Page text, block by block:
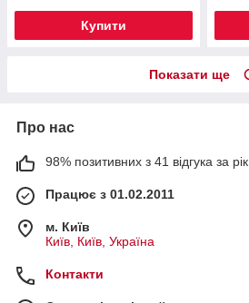
Купити
Показати ще
Про нас
98% позитивних з 41 відгука за рік
Працює з 01.02.2011
м. Київ
Київ, Київ, Україна
Контакти